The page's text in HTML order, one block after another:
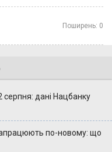
Поширень: 0
серпня: дані Нацбанку
по-новому: що